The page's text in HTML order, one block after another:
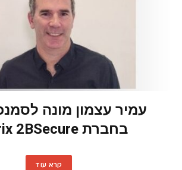
עמיר עצמון מונה
בחברת Matrix 2BSecure
קרא עוד